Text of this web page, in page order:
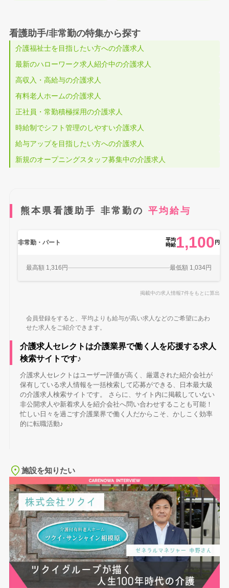
看護助手/非常勤の特集から探す
介護福祉士を目指したい方への介護求人
最新のハローワーク求人紹介中の介護求人
高収入・高給与の介護求人
有料老人ホームの介護求人
正社員・常勤積極採用の介護求人
時給制でシフト管理のしやすい介護求人
給与アップを目指したい方への介護求人
新規のオープニングスタッフ募集中の介護求人
熊本県看護助手 非常勤の 平均給与
非常勤・パート
平均
時給1,100 円
最高額 1,316円 最低額 1,034円
掲載中の求人情報7件をもとに算出
会員登録をすると、平均よりも給与が高い求人などのご希望にあわ
せた求人をご紹介できます。
介護求人セレクトは介護業界で働く人を応援する求人
検索サイトです♪
介護求人セレクトはユーザー評価が高く、厳選された紹介会社が
保有している求人情報を一括検索して応募ができる、日本最大級
の介護求人検索サイトです。 さらに、サイト内に掲載していない
非公開求人や新着求人を紹介会社へ問い合わせすることも可能！
忙しい日々を過ごす介護業界で働く人だからこそ、かしこく効率
的に転職活動♪
施設を知りたい